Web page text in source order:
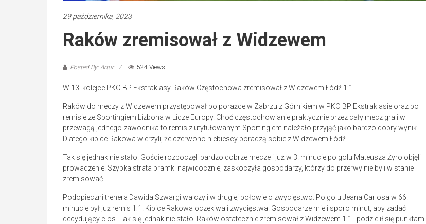
29 października, 2023
Raków zremisował z Widzewem
Posted By: Artur 524 Views
W 13. kolejce PKO BP Ekstraklasy Raków Częstochowa zremisował z Widzewem Łódź 1:1.
Raków do meczy z Widzewem przystępował po porażce w Zabrzu z Górnikiem w PKO BP Ekstraklasie oraz po
remisie ze Sportingiem Lizbona w Lidze Europy. Choć częstochowianie praktycznie przez cały mecz grali w
przewagą jednego zawodnika to remis z utytułowanym Sportingiem należało przyjąć jako bardzo dobry wynik.
Dlatego kibice Rakowa wierzyli, że czerwono niebiescy poradzą sobie z Widzewem Łódź.
Tak się jednak nie stało. Goście rozpoczęli bardzo dobrze mecze i już w 3. minucie po golu Mateusza Żyro objęli
prowadzenie. Szybka strata bramki najwidoczniej zaskoczyła gospodarzy, którzy do przerwy nie byli w stanie
zremisować.
Podopieczni trenera Dawida Szwargi walczyli w drugiej połowie o zwycięstwo. Po golu Jeana Carlosa w 66.
minucie był już remis 1:1. Kibice Rakowa oczekiwali zwycięstwa. Gospodarze mieli sporo minut, aby zadać
decydujący cios. Tak się jednak nie stało. Raków ostatecznie zremisował z Widzewem 1:1 i podzielił się punktami